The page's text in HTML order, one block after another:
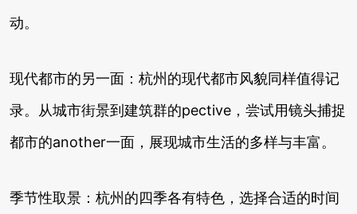
动。
现代都市的另一面：杭州的现代都市风貌同样值得记
录。从城市街景到建筑群的pective，尝试用镜头捕捉
都市的another一面，展现城市生活的多样与丰富。
季节性取景：杭州的四季各有特色，选择合适的时间